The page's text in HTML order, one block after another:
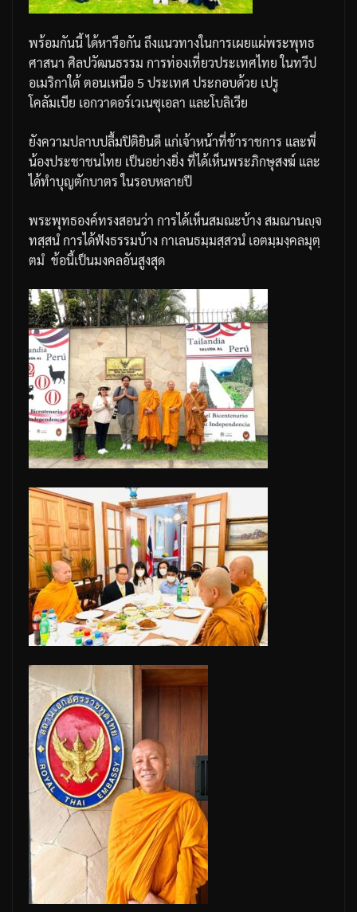
พร้อมกันนี้ได้หารือกันถึงแนวทางในการเผยแผ่พระพุทธ
ศาสนา ศิลปวัฒนธรรม การท่องเที่ยวประเทศไทย ในทวีป
อเมริกาใต้ ตอนเหนือ 5 ประเทศ ประกอบด้วย เปรู
โคลัมเบีย เอกวาดอร์เวเนซุเอลา และโบลิเวีย
ยังความปลาบปลื้มปิติยินดี แก่เจ้าหน้าที่ข้าราชการ และพี่
น้องประชาชนไทย เป็นอย่างยิ่ง ที่ได้เห็นพระภิกษุสงฆ์ และ
ได้ทำบุญตักบาตร ในรอบหลายปี
พระพุทธองค์ทรงสอนว่า การได้เห็นสมณะบ้าง สมณานญฺจ
ทสฺสนํการได้ฟังธรรมบ้าง กาเลนธมฺมสฺสวนํ เอตมฺมงฺคลมุตฺ
ตมํ ข้อนี้เป็นมงคลอันสูงสุด